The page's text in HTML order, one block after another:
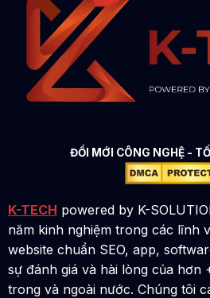
ĐỔI MỚI CÔNG NGHỆ -
K-TECH powered by K-
năm kinh nghiệm trong các lĩnh
website chuẩn SEO, app,
sự đánh giá và hài lòng của hơn
trong và ngoài nước. Chúng tôi